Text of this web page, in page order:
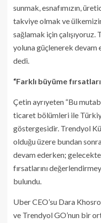
sunmak, esnafımızın,
takviye olmak ve
sağlamak için çalışıyoruz.
yoluna güçlenerek devam
dedi.
“Farklı büyüme
Çetin ayrıyeten “Bu
ticaret bölümleri ile
göstergesidir. Trendyol
olduğu üzere bundan
devam ederken;
fırsatlarını
bulundu.
Uber CEO’su Dara
ve Trendyol GO’nun bir